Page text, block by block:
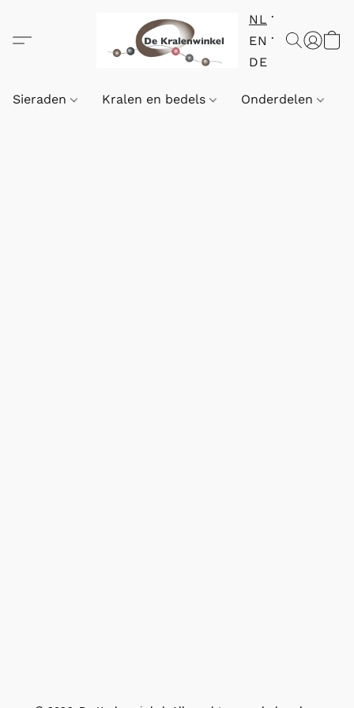
NL
EN
DE
Sieraden Kralen en bedels Onderdelen